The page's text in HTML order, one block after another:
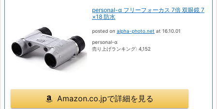
personal-α フリーフォーカス 7倍 双眼鏡 7
×18 防水
posted on alpha-photo.net at 16.10.01
personal-α
売り上げランキング: 4,152
Amazon.co.jpで詳細を見る